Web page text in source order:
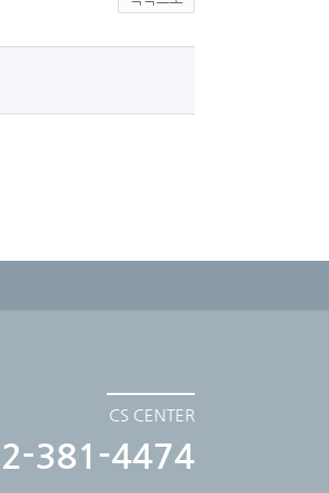
CS CENTER
381-4474